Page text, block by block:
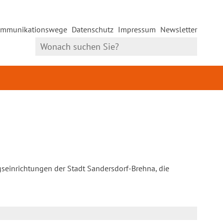
Datenschutz Impressum Newsletter
der Stadt Sandersdorf-Brehna, die